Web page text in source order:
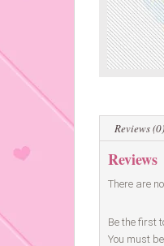
Reviews (0)
Reviews
There are
You must be